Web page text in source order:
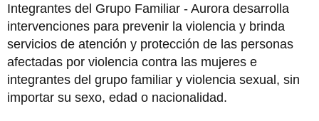
Integrantes del Grupo Familiar - Aurora desarrolla
intervenciones para prevenir la violencia y brinda
servicios de atención y protección de las personas
afectadas por violencia contra las mujeres e
integrantes del grupo familiar y violencia sexual, sin
importar su sexo, edad o nacionalidad.